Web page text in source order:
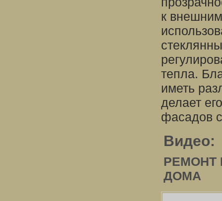
к
тепла.
иметь
делает
фасадов
Видео:
РЕМОНТ
ДОМА